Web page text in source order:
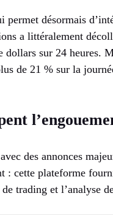
désormais
a littéralement
sur 24 heures.
de 21 % sur la
des annonces
: cette plateforme
trading et l’analyse